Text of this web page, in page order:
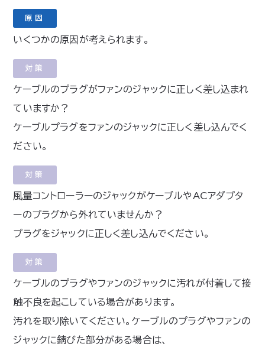
原因
いくつかの原因が考えられます。
対策
ケーブルのプラグがファンのジャックに正しく差し込まれ
ていますか？
ケーブルプラグをファンのジャックに正しく差し込んでく
ださい。
対策
風量コントローラーのジャックがケーブルやACアダプタ
ーのプラグから外れていませんか？
プラグをジャックに正しく差し込んでください。
対策
ケーブルのプラグやファンのジャックに汚れが付着して接
触不良を起こしている場合があります。
汚れを取り除いてください。ケーブルのプラグやファンの
ジャックに錆びた部分がある場合は、